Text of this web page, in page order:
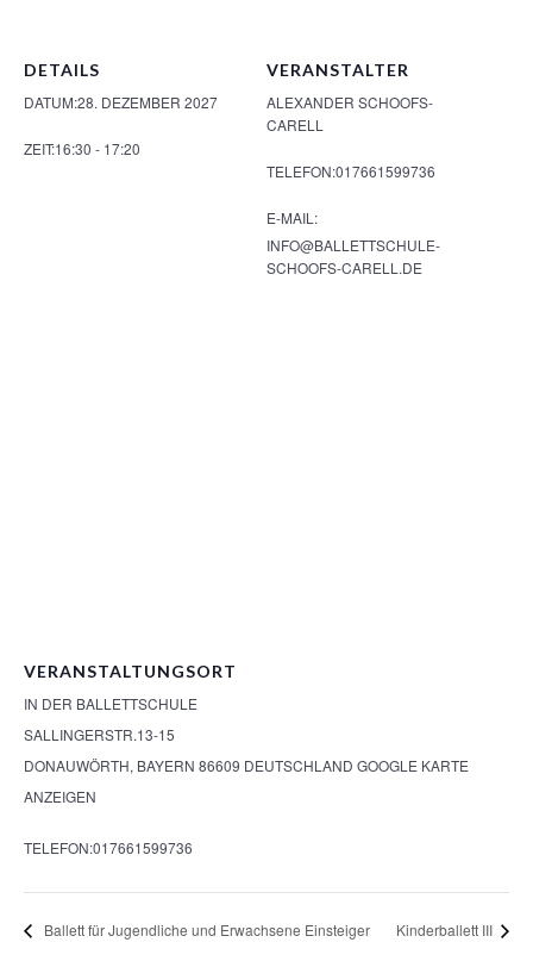
DETAILS
DATUM:28. DEZEMBER 2027
ZEIT:16:30 - 17:20
VERANSTALTER
ALEXANDER SCHOOFS-
CARELL
TELEFON:017661599736
E-MAIL:
INFO@BALLETTSCHULE-
SCHOOFS-CARELL.DE
VERANSTALTUNGSORT
IN DER BALLETTSCHULE
SALLINGERSTR.13-15
DONAUWÖRTH, BAYERN 86609 DEUTSCHLAND GOOGLE KARTE
ANZEIGEN
TELEFON:017661599736
Ballett für Jugendliche und Erwachsene Einsteiger Kinderballett III